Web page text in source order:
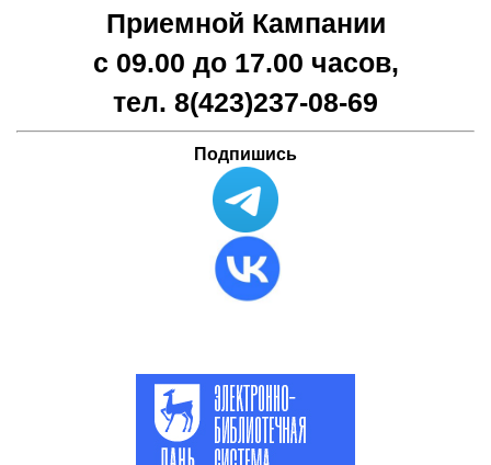
Приемной Кампании
с 09.00 до 17.00 часов,
тел. 8(423)237-08-69
Подпишись